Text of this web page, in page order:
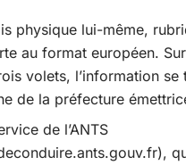
physique lui-même,
au format européen.
volets, l’information se
de la préfecture
de l’ANTS